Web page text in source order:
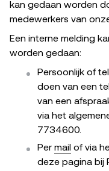
kan gedaan worden
medewerkers van
Een interne melding
worden gedaan:
Persoonlijk of
doen van een
van een
via het
7734600.
Per mail of via
deze pagina bij